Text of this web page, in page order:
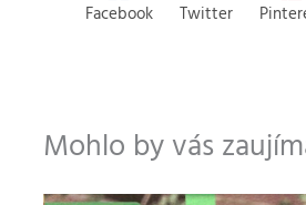
Facebook Twitter
Mohlo by vás